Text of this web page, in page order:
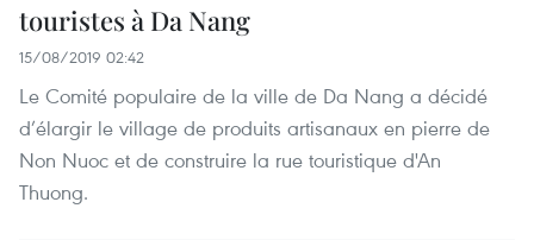
touristes à Da Nang
15/08/2019 02:42
Le Comité populaire de la ville de Da Nang a décidé
d’élargir le village de produits artisanaux en pierre de
Non Nuoc et de construire la rue touristique d'An
Thuong.